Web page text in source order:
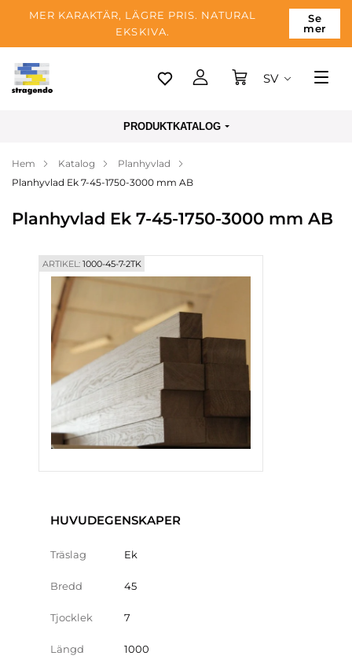
MER KARAKTÄR, LÄGRE PRIS. NATURAL
EKSKIVA.
Se
mer
Tallinn
Betalning
Blogg
Kontakter
SV
PRODUKTKATALOG
Hem Katalog
Planhyvlad
Planhyvlad Ek 7-45-1750-3000 mm AB
Planhyvlad Ek 7-45-1750-3000 mm AB
ARTIKEL:1000-45-7-2TK
HUVUDEGENSKAPER
Träslag Ek
Bredd 45
Tjocklek 7
Längd 1000